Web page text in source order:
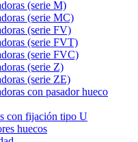
(serie M)
(serie MC)
(serie FV)
(serie FVT)
(serie FVC)
(serie Z)
(serie ZE)
con pasador hueco
con fijación tipo U
huecos